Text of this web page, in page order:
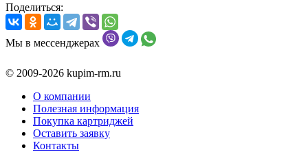
Поделиться:
Мы в мессенджерах
© 2009-2026 kupim-rm.ru
О компании
Полезная информация
Покупка картриджей
Оставить заявку
Контакты